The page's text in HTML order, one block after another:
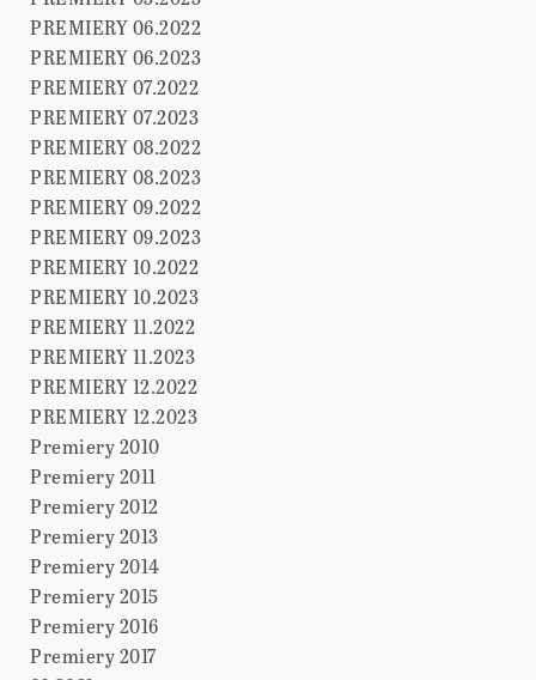
PREMIERY 06.2022
PREMIERY 06.2023
PREMIERY 07.2022
PREMIERY 07.2023
PREMIERY 08.2022
PREMIERY 08.2023
PREMIERY 09.2022
PREMIERY 09.2023
PREMIERY 10.2022
PREMIERY 10.2023
PREMIERY 11.2022
PREMIERY 11.2023
PREMIERY 12.2022
PREMIERY 12.2023
Premiery 2010
Premiery 2011
Premiery 2012
Premiery 2013
Premiery 2014
Premiery 2015
Premiery 2016
Premiery 2017